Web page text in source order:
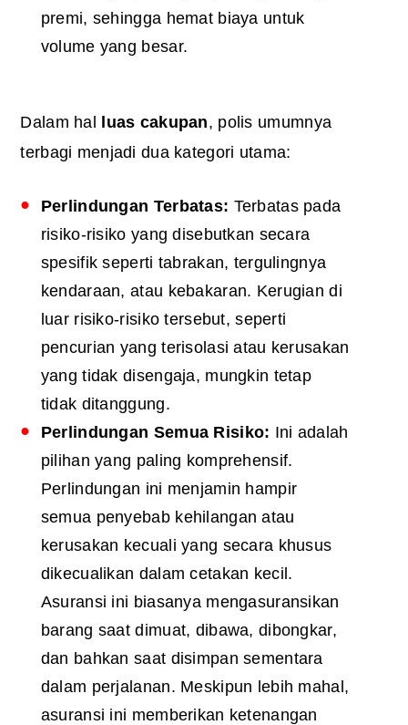
premi, sehingga hemat biaya untuk
volume yang besar.
Dalam hal luas cakupan, polis umumnya
terbagi menjadi dua kategori utama:
Perlindungan Terbatas: Terbatas pada
risiko-risiko yang disebutkan secara
spesifik seperti tabrakan, tergulingnya
kendaraan, atau kebakaran. Kerugian di
luar risiko-risiko tersebut, seperti
pencurian yang terisolasi atau kerusakan
yang tidak disengaja, mungkin tetap
tidak ditanggung.
Perlindungan Semua Risiko: Ini adalah
pilihan yang paling komprehensif.
Perlindungan ini menjamin hampir
semua penyebab kehilangan atau
kerusakan kecuali yang secara khusus
dikecualikan dalam cetakan kecil.
Asuransi ini biasanya mengasuransikan
barang saat dimuat, dibawa, dibongkar,
dan bahkan saat disimpan sementara
dalam perjalanan. Meskipun lebih mahal,
asuransi ini memberikan ketenangan